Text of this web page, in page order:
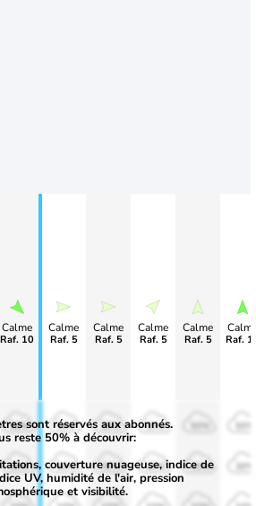
Calme
Raf. 10
Calme
Raf. 5
Calme
Raf. 5
Calme
Raf. 5
Calme
Raf. 5 Raf.
50%
30%
50%
30%
50%
30%
50%
30% 30% 30%
sont réservés aux abonnés.
reste 50% à découvrir:
couverture nuageuse, indice de
UV, humidité de l'air, pression
et visibilité.